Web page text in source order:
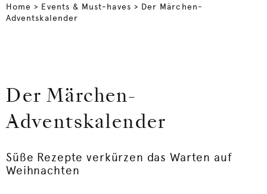
Home > Events & Must-haves > Der Märchen-
Adventskalender
Der Märchen-
Adventskalender
Süße Rezepte verkürzen das Warten auf
Weihnachten